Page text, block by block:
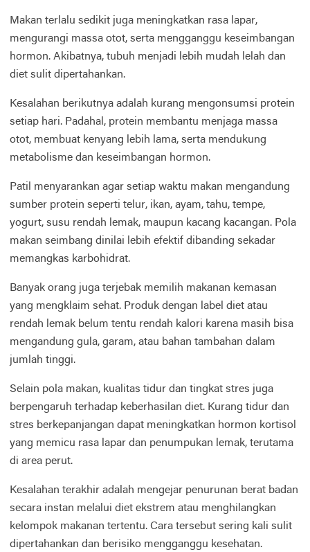
Makan terlalu sedikit juga meningkatkan rasa lapar,
mengurangi massa otot, serta mengganggu keseimbangan
hormon. Akibatnya, tubuh menjadi lebih mudah lelah dan
diet sulit dipertahankan.
Kesalahan berikutnya adalah kurang mengonsumsi protein
setiap hari. Padahal, protein membantu menjaga massa
otot, membuat kenyang lebih lama, serta mendukung
metabolisme dan keseimbangan hormon.
Patil menyarankan agar setiap waktu makan mengandung
sumber protein seperti telur, ikan, ayam, tahu, tempe,
yogurt, susu rendah lemak, maupun kacang kacangan. Pola
makan seimbang dinilai lebih efektif dibanding sekadar
memangkas karbohidrat.
Banyak orang juga terjebak memilih makanan kemasan
yang mengklaim sehat. Produk dengan label diet atau
rendah lemak belum tentu rendah kalori karena masih bisa
mengandung gula, garam, atau bahan tambahan dalam
jumlah tinggi.
Selain pola makan, kualitas tidur dan tingkat stres juga
berpengaruh terhadap keberhasilan diet. Kurang tidur dan
stres berkepanjangan dapat meningkatkan hormon kortisol
yang memicu rasa lapar dan penumpukan lemak, terutama
di area perut.
Kesalahan terakhir adalah mengejar penurunan berat badan
secara instan melalui diet ekstrem atau menghilangkan
kelompok makanan tertentu. Cara tersebut sering kali sulit
dipertahankan dan berisiko mengganggu kesehatan.